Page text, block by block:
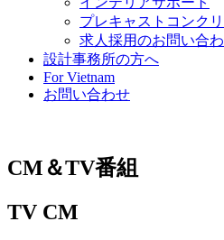
プレキャストコンク
求人採用のお問い合
設計事務所の方へ
For Vietnam
お問い合わせ
CM＆TV番組
TV CM